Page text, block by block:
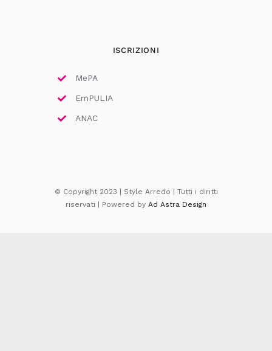
ISCRIZIONI
MePA
EmPULIA
ANAC
© Copyright 2023 | Style Arredo | Tutti i diritti
riservati | Powered by Ad Astra Design